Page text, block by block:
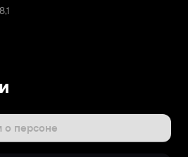
о персоне